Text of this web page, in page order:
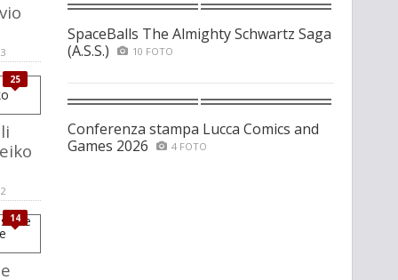
25
14
SpaceBalls The Almighty Schwartz Saga
(A.S.S.)
10 FOTO
Conferenza stampa Lucca Comics and
Games 2026
4 FOTO